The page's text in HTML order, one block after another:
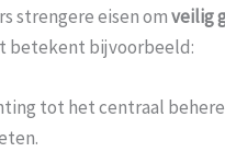
strengere eisen omveilig
betekent bijvoorbeeld:
tot het centraal